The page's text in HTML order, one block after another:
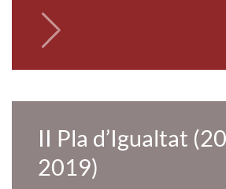
II Pla d’Igualtat
2019)